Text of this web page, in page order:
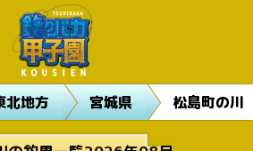
北地方 宮城県 松島町の川